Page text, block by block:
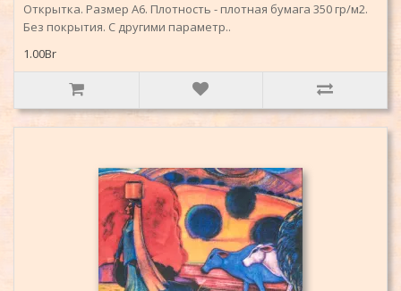
Открытка. Размер А6. Плотность - плотная бумага 350 гр/м2.
Без покрытия. С другими параметр..
1.00Br